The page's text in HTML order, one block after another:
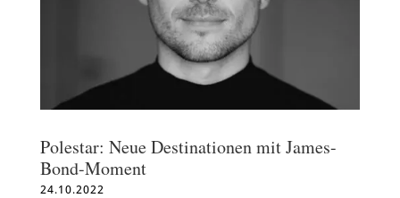
Polestar: Neue Destinationen mit James-
Bond-Moment
24.10.2022